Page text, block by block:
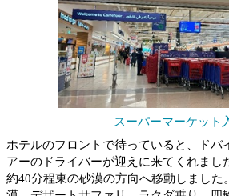
スーパーマーケット
ホテルのフロントで待っていると、ドバ
アーのドライバーが迎えに来てくれまし
約40分程東の砂漠の方向へ移動しました